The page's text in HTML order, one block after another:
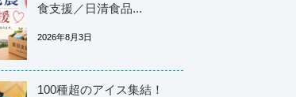
食支援／日清食品...
2026年8月3日
100種超のアイス集結！